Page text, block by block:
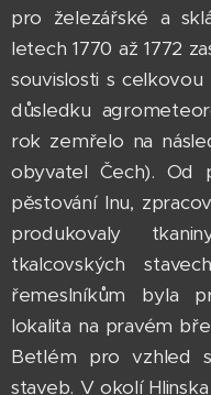
pro železářské a
letech 1770 až 1772
souvislosti s
důsledku
rok zemřelo na
obyvatel Čech). Od
pěstování lnu,
produkovaly
tkalcovských
řemeslníkům byla
lokalita na pravém
Betlém pro vzhled
staveb. V okolí